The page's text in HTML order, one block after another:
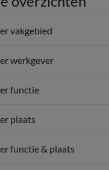
vakgebied
werkgever
functie
plaats
functie & plaats